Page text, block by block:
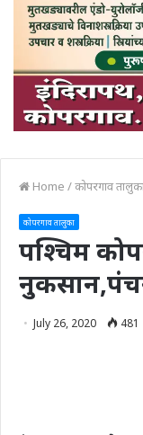
Home /कोपरगाव
कोपरगाव तालुका
पश्चिम
July 26, 2020 481